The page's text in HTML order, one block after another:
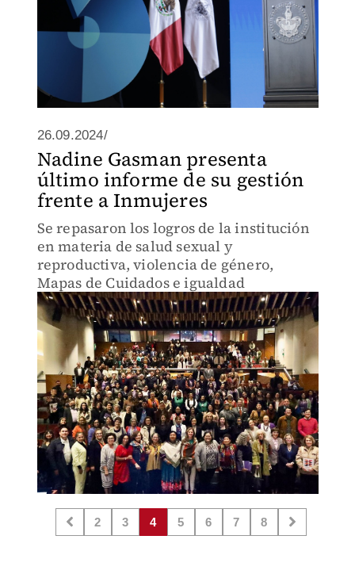
26.09.2024/
Nadine Gasman presenta
último informe de su gestión
frente a Inmujeres
Se repasaron los logros de la institución
en materia de salud sexual y
reproductiva, violencia de género,
Mapas de Cuidados e igualdad
2 3 4 5 6 7 8